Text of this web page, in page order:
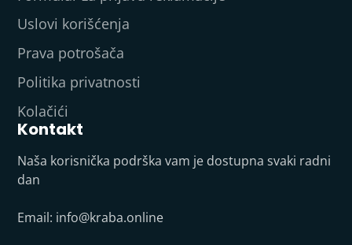
Uslovi korišćenja
Prava potrošača
Politika privatnosti
Kolačići
Kontakt
Naša korisnička podrška vam je dostupna svaki radni
dan
Email: info@kraba.online